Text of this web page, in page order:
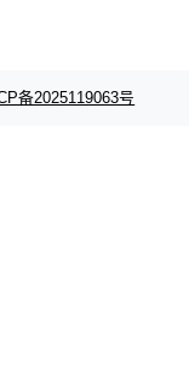
备2025119063号